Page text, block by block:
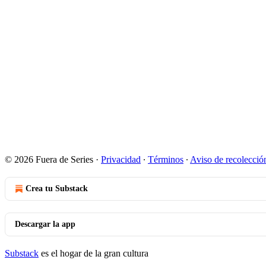
© 2026 Fuera de Series · Privacidad ∙ Términos ∙ Aviso de
Crea tu Substack
Descargar la app
Substack es el hogar de la gran cultura